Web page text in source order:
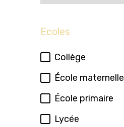
Ecoles
Collège
École maternelle
École primaire
Lycée